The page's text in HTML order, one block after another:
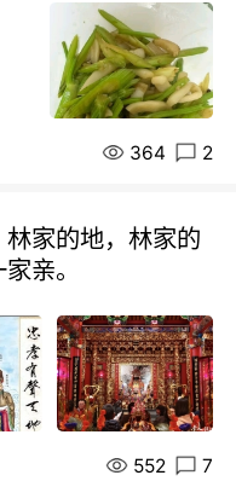
364 2
家的地，林家的
亲。
552 7